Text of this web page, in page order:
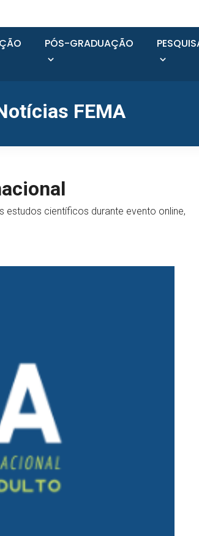
PÓS-GRADUAÇÃO
FEMA
estudos científicos durante evento online,